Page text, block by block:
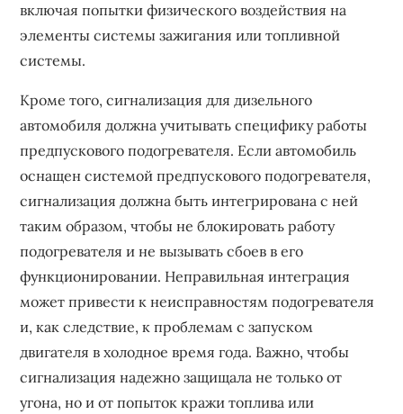
включая попытки физического воздействия на
элементы системы зажигания или топливной
системы.
Кроме того, сигнализация для дизельного
автомобиля должна учитывать специфику работы
предпускового подогревателя. Если автомобиль
оснащен системой предпускового подогревателя,
сигнализация должна быть интегрирована с ней
таким образом, чтобы не блокировать работу
подогревателя и не вызывать сбоев в его
функционировании. Неправильная интеграция
может привести к неисправностям подогревателя
и, как следствие, к проблемам с запуском
двигателя в холодное время года. Важно, чтобы
сигнализация надежно защищала не только от
угона, но и от попыток кражи топлива или